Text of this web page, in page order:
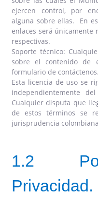
ejercen control, por
alguna sobre ellas. En
enlaces será únicamente
respectivas.
Soporte técnico:
sobre el contenido de
formulario de contáctenos.
Esta licencia de uso se
independientemente
Cualquier disputa que
de estos términos se
jurisprudencia
1.2
Privacidad.